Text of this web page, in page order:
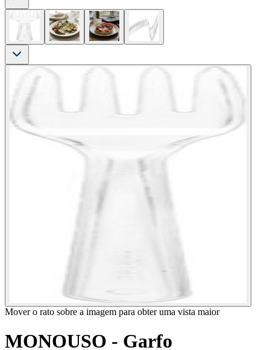
Mover o rato sobre a imagem para obter uma vista maior
MONOUSO - Garfo